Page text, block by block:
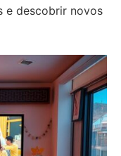
e descobrir novos